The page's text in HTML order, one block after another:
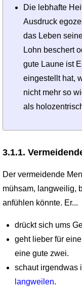
Die lebhafte
Ausdruck
das Leben
Lohn beschert
gute Laune ist
eingestellt hat,
nicht mehr so
als
3.1.1.
Der vermeidende
mühsam, langweilig,
anfühlen könnte. Er...
drückt sich ums
geht lieber für
eine gute zwei.
schaut irgendwas
langweilen.